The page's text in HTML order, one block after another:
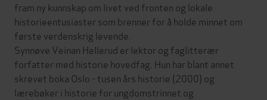
fram ny kunnskap om livet ved fronten og lokale
historieentusiaster som brenner for å holde minnet om
første verdenskrig levende.
Synnøve Veinan Hellerud er lektor og faglitterær
forfatter med historie hovedfag. Hun har blant annet
skrevet boka Oslo - tusen års historie (2000) og
lærebøker i historie for ungdomstrinnet og